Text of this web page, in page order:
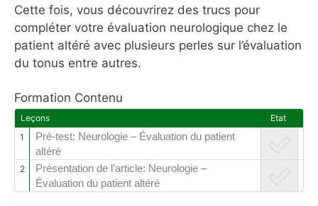
Cette fois, vous découvrirez des trucs pour
compléter votre évaluation neurologique chez le
patient altéré avec plusieurs perles sur l’évaluation
du tonus entre autres.
Formation Contenu
Leçons
Etat
1
Pré-test: Neurologie – Évaluation du patient
altéré
2
Présentation de l’article: Neurologie –
Évaluation du patient altéré